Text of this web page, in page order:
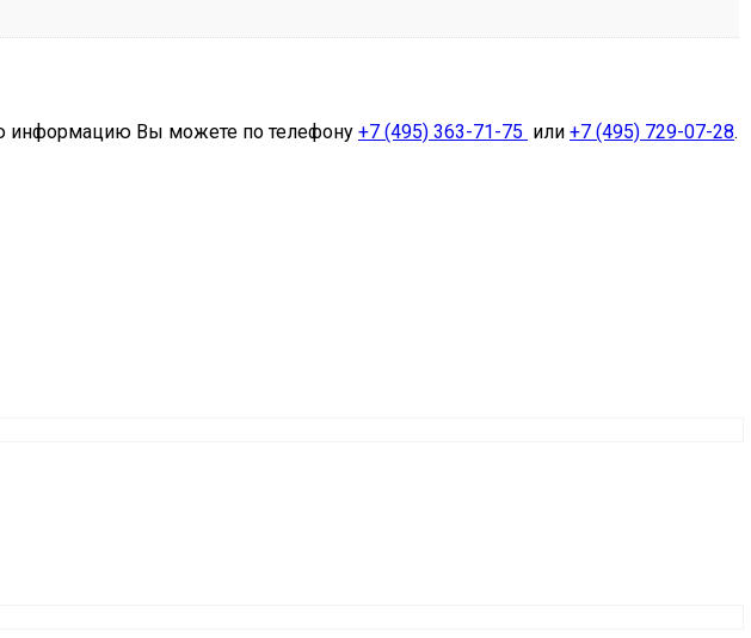
информацию Вы можете по телефону +7 (495) 363-71-75 или +7 (495) 729-07-28.